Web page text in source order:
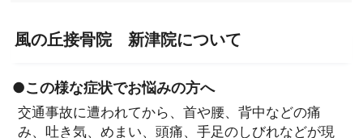
風の丘接骨院 新津院について
●この様な症状でお悩みの方へ
交通事故に遭われてから、首や腰、背中などの痛
み、吐き気、めまい、頭痛、手足のしびれなどが現